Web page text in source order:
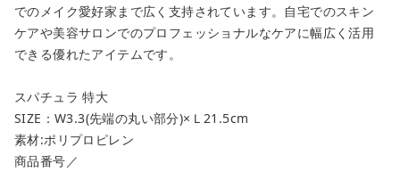
でのメイク愛好家まで広く支持されています。自宅でのスキン
ケアや美容サロンでのプロフェッショナルなケアに幅広く活用
できる優れたアイテムです。
スパチュラ 特大
SIZE：W3.3(先端の丸い部分)×Ｌ21.5cm
素材:ポリプロピレン
商品番号／